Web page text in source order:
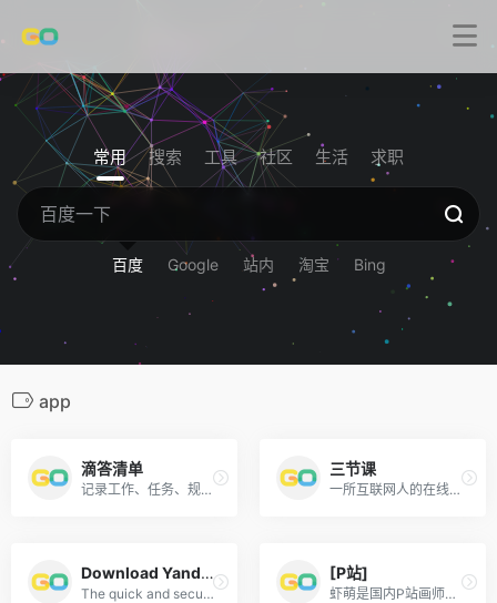
常用 搜索 工具 社区 生活 求职
百度 Google 站内 淘宝 Bing
app
滴答清单
记录工作、任务、规划时间的工具。
三节课
一所互联网人的在线大学，为您提供专业成体系的运营、产品等课程。
Download Yandex Browser
The quick and secure browser from Yandex for computers, as well as smartphones and tablets on Android and iOS (iPhone and iPad). Webpages load quickly on slow connections, you are protected from viruses and scammers, and search is faster. Download it for free.
[P站]
虾萌是国内P站画师作品分享及学习交流网站，提供Pixiv插画排行榜与各类动漫二次元插画的浏览以及热门排序的高级会员搜索，并围绕着画作提供了收藏与画集等特色功能，致力于给予用户完善的一站式acg社区体验。海量pixiv画师作品，p站画师一手掌握！